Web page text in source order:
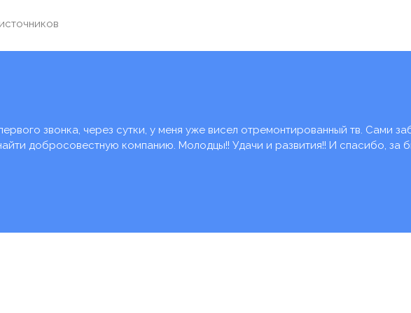
звонка, через сутки, у меня уже висел отремонтированный тв. Сами
добросовестную компанию. Молодцы!! Удачи и развития!! И спасибо, за